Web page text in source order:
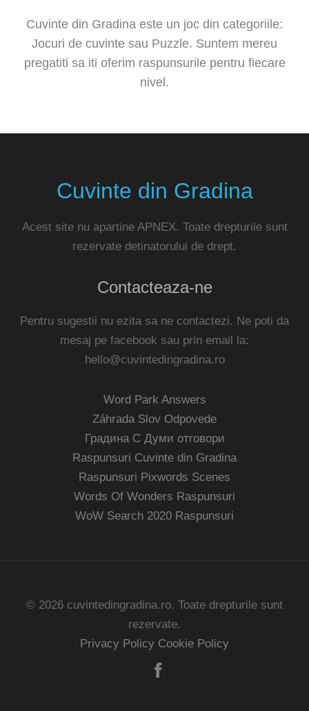
Cuvinte din Gradina este un joc din categoriile:
Jocuri de cuvinte sau Puzzle. Suntem mereu
pregatiti sa iti oferim raspunsurile pentru fiecare
nivel.
Cuvinte din Gradina
Acest site nu apartine APNEX. Toate drepturile sunt
rezervate detinatorului de drept.
Contacteaza-ne
Pentru sugestii nu ezita sa ne contactezi. Ne poti da
mesaj pe facebook sau prin email la:
hello@cuvintedingradina.ro
Word Park Answers
Záhrada Slov Odpovede
Градина С Думи отговори
Raspunsuri Cuvinte din Gradina
Raspunsuri Pixwords Scenes
Words Of Wonders Raspunsuri
WoW Search 2020 Raspunsuri
© 2026 cuvintedingradina.ro. Toate drepturile sunt
rezervate.
Privacy Policy Cookie Policy